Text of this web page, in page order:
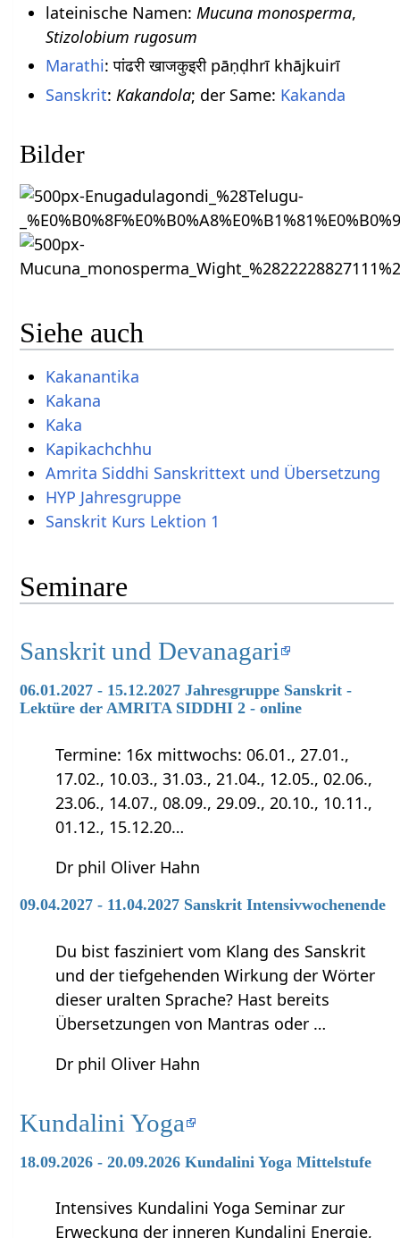
lateinische Namen: Mucuna monosperma,
Stizolobium rugosum
Marathi: पांढरी खाजकुइरी pāṇḍhrī khājkuirī
Sanskrit: Kakandola; der Same: Kakanda
Bilder
Siehe auch
Kakanantika
Kakana
Kaka
Kapikachchhu
Amrita Siddhi Sanskrittext und Übersetzung
HYP Jahresgruppe
Sanskrit Kurs Lektion 1
Seminare
Sanskrit und Devanagari
06.01.2027 - 15.12.2027 Jahresgruppe Sanskrit -
Lektüre der AMRITA SIDDHI 2 - online
Termine: 16x mittwochs: 06.01., 27.01.,
17.02., 10.03., 31.03., 21.04., 12.05., 02.06.,
23.06., 14.07., 08.09., 29.09., 20.10., 10.11.,
01.12., 15.12.20…
Dr phil Oliver Hahn
09.04.2027 - 11.04.2027 Sanskrit Intensivwochenende
Du bist fasziniert vom Klang des Sanskrit
und der tiefgehenden Wirkung der Wörter
dieser uralten Sprache? Hast bereits
Übersetzungen von Mantras oder …
Dr phil Oliver Hahn
Kundalini Yoga
18.09.2026 - 20.09.2026 Kundalini Yoga Mittelstufe
Intensives Kundalini Yoga Seminar zur
Erweckung der inneren Kundalini Energie,